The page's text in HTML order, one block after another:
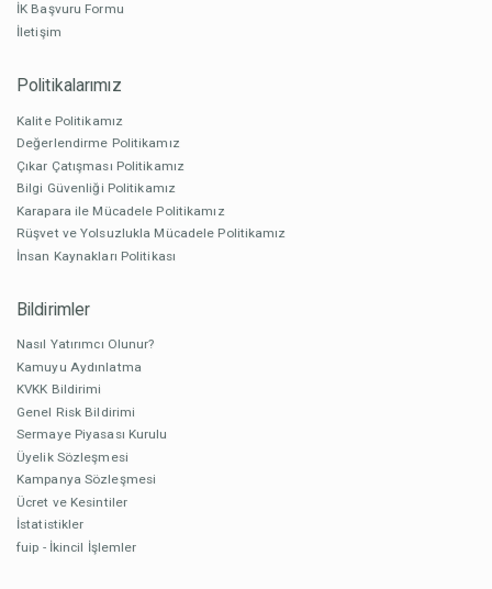
İK Başvuru Formu
İletişim
Politikalarımız
Kalite Politikamız
Değerlendirme Politikamız
Çıkar Çatışması Politikamız
Bilgi Güvenliği Politikamız
Karapara ile Mücadele Politikamız
Rüşvet ve Yolsuzlukla Mücadele Politikamız
İnsan Kaynakları Politikası
Bildirimler
Nasıl Yatırımcı Olunur?
Kamuyu Aydınlatma
KVKK Bildirimi
Genel Risk Bildirimi
Sermaye Piyasası Kurulu
Üyelik Sözleşmesi
Kampanya Sözleşmesi
Ücret ve Kesintiler
İstatistikler
fuip - İkincil İşlemler